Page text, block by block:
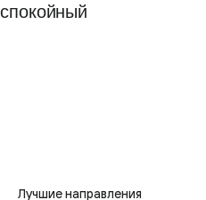
Лучшие направления